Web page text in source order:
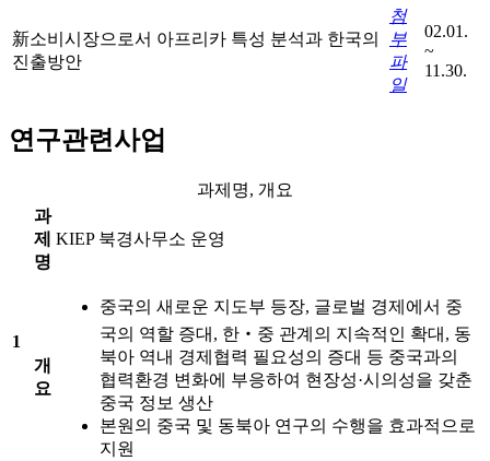
新소비시장으로서 아프리카 특성 분석과 한국의
진출방안
첨
부
파
일
02.01.
~
11.30.
연구관련사업
과제명, 개요
1
과
제
명
KIEP 북경사무소 운영
개
요
중국의 새로운 지도부 등장, 글로벌 경제에서 중
국의 역할 증대, 한‧중 관계의 지속적인 확대, 동
북아 역내 경제협력 필요성의 증대 등 중국과의
협력환경 변화에 부응하여 현장성·시의성을 갖춘
중국 정보 생산
본원의 중국 및 동북아 연구의 수행을 효과적으로
지원